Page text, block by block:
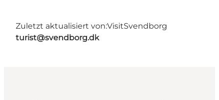
Zuletzt aktualisiert von:VisitSvendborg
turist@svendborg.dk